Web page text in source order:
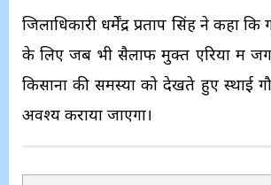
जिलाधिकारी धर्मेंद्र प्रताप सिंह ने कहा कि
के लिए जब भी सैलाफ मुक्त एरिया में
किसानों की समस्या को देखते हुए स्थाई गौ
अवश्य कराया जाएगा।